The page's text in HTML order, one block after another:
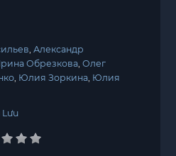
Александр
Обрезкова Олег
Юлия Зоркина Юлия
Lưu